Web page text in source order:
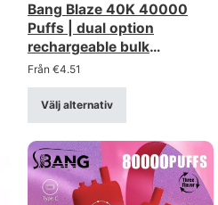
Bang Blaze 40K 40000
Puffs | dual option
rechargeable bulk
disposbale vape
Från €4.51
Välj alternativ